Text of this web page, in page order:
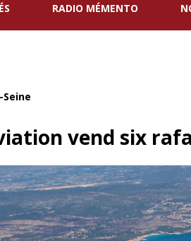
RADIO MÉMENTO
vend six